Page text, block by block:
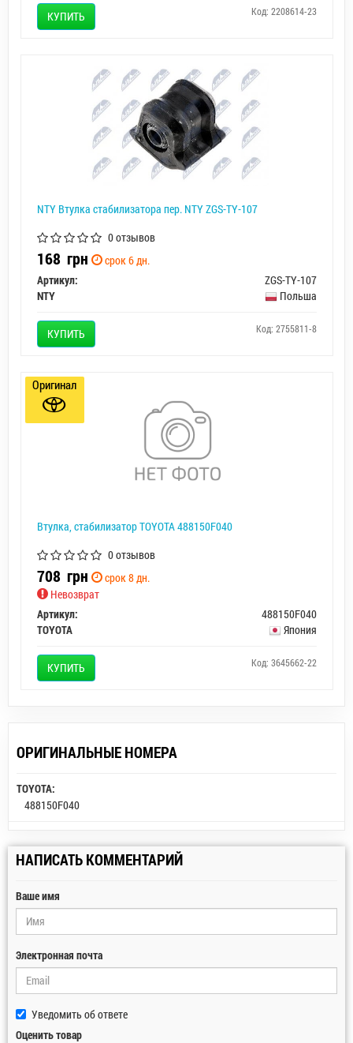
КУПИТЬ Код: 2208614-23
NTY Втулка стабилизатора пер. NTY ZGS-TY-107
0 отзывов
168 грн
срок 6 дн.
Артикул:
ZGS-TY-107
NTY
Польша
КУПИТЬ Код: 2755811-8
Втулка, стабилизатор TOYOTA 488150F040
0 отзывов
708 грн
срок 8 дн.
Невозврат
Артикул:
488150F040
TOYOTA
Япония
КУПИТЬ Код: 3645662-22
Оригинал
ОРИГИНАЛЬНЫЕ НОМЕРА
TOYOTA:
488150F040
НАПИСАТЬ КОММЕНТАРИЙ
Ваше имя
Электронная почта
Уведомить об ответе
Оценить товар